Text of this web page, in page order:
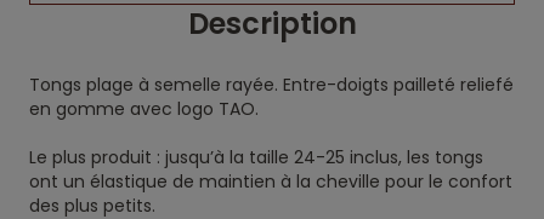
Description
Tongs plage à semelle rayée. Entre-doigts pailleté reliefé
en gomme avec logo TAO.
Le plus produit : jusqu’à la taille 24-25 inclus, les tongs
ont un élastique de maintien à la cheville pour le confort
des plus petits.